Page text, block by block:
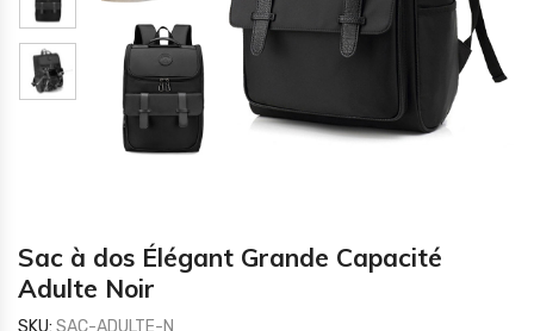
Sac à dos Élégant Grande Capacité
Adulte Noir
SKU: SAC-ADULTE-N